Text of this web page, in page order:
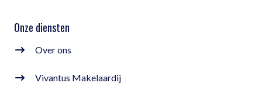
Onze diensten
Over ons
Vivantus Makelaardij